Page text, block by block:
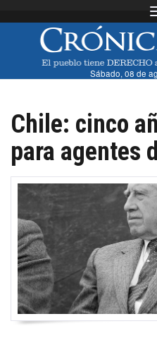
Sábado, 08 de
Chile: cinco
para agentes